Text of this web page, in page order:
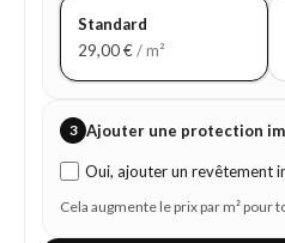
Standard
29,00€/ m²
3 Ajouter une protection
Oui, ajouter un revêtement
Cela augmente le prix par m² pour